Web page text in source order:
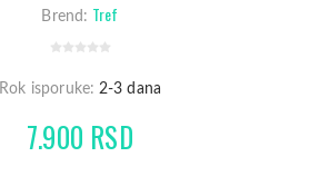
Brend: Tref
Rok isporuke: 2-3 dana
7.900 RSD